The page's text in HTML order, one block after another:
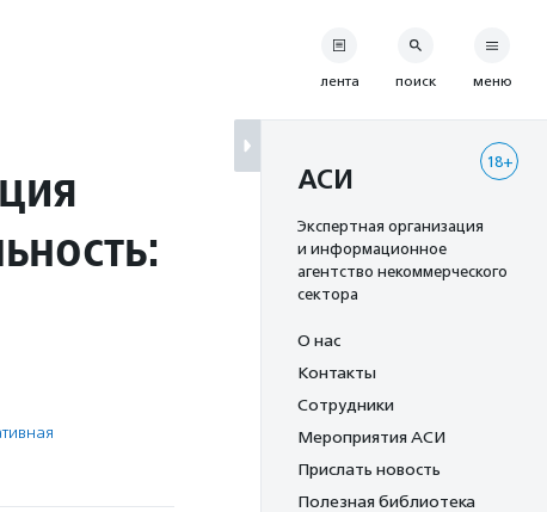
лента поиск меню
18+
АСИ
Экспертная организация
и информационное
агентство некоммерческого
сектора
О нас
Контакты
Сотрудники
Мероприятия АСИ
Прислать новость
Полезная библиотека